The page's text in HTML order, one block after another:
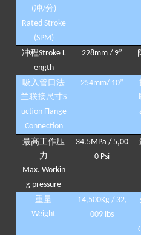
(冲/分)
Rated Stroke
(SPM)
冲程Stroke L
ength
228mm / 9”
吸入管口法
兰联接尺寸S
uction Flange
Connection
254mm/ 10”
最高工作压
力
Max. Workin
g pressure
34.5MPa / 5,00
0 Psi
重量
Weight
14,500Kg / 32,
009 lbs